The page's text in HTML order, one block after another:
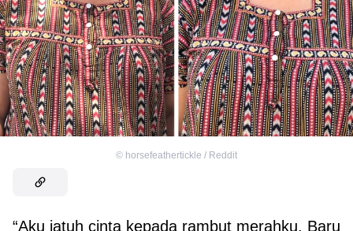
© horsefeathertickle / Reddit
“Aku jatuh cinta kepada rambut merahku. Baru